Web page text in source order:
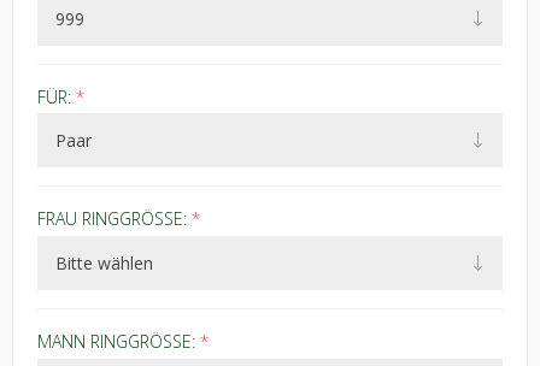
FÜR: *
FRAU RINGGRÖSSE: *
MANN RINGGRÖSSE: *